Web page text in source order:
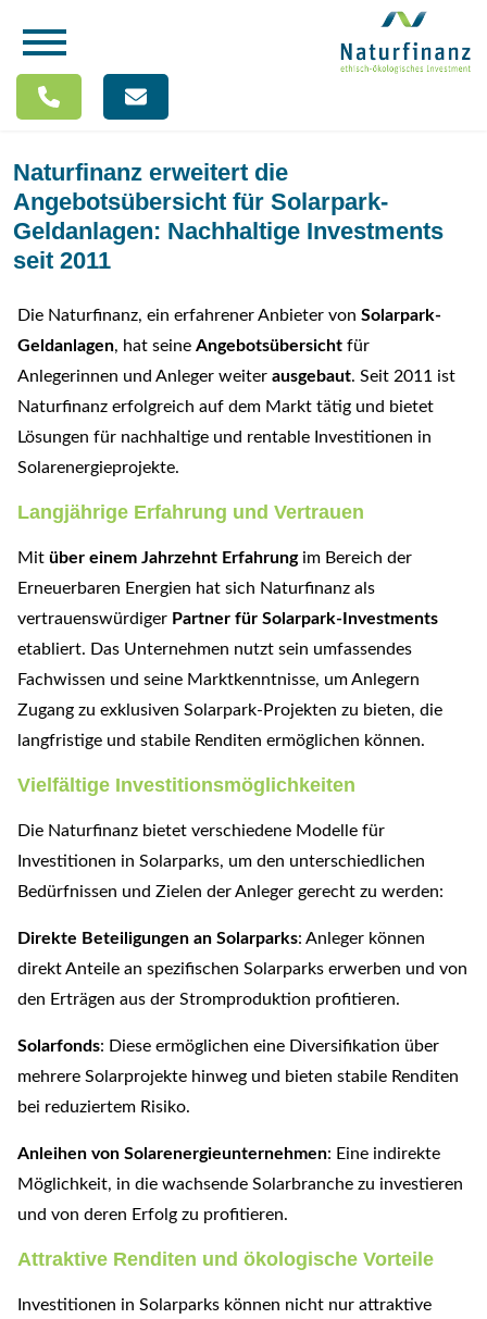
Naturfinanz erweitert die
Angebotsübersicht für Solarpark-
Geldanlagen: Nachhaltige Investments
seit 2011
Die Naturfinanz, ein erfahrener Anbieter von Solarpark-
Geldanlagen, hat seine Angebotsübersicht für
Anlegerinnen und Anleger weiter ausgebaut. Seit 2011 ist
Naturfinanz erfolgreich auf dem Markt tätig und bietet
Lösungen für nachhaltige und rentable Investitionen in
Solarenergieprojekte.
Langjährige Erfahrung und Vertrauen
Mit über einem Jahrzehnt Erfahrungim Bereich der
Erneuerbaren Energien hat sich Naturfinanz als
vertrauenswürdiger Partner für Solarpark-Investments
etabliert. Das Unternehmen nutzt sein umfassendes
Fachwissen und seine Marktkenntnisse, um Anlegern
Zugang zu exklusiven Solarpark-Projekten zu bieten, die
langfristige und stabile Renditen ermöglichen können.
Vielfältige Investitionsmöglichkeiten
Die Naturfinanz bietet verschiedene Modelle für
Investitionen in Solarparks, um den unterschiedlichen
Bedürfnissen und Zielen der Anleger gerecht zu werden:
Direkte Beteiligungen an Solarparks: Anleger können
direkt Anteile an spezifischen Solarparks erwerben und von
den Erträgen aus der Stromproduktion profitieren.
Solarfonds: Diese ermöglichen eine Diversifikation über
mehrere Solarprojekte hinweg und bieten stabile Renditen
bei reduziertem Risiko.
Anleihen von Solarenergieunternehmen: Eine indirekte
Möglichkeit, in die wachsende Solarbranche zu investieren
und von deren Erfolg zu profitieren.
Attraktive Renditen und ökologische Vorteile
Investitionen in Solarparks können nicht nur attraktive